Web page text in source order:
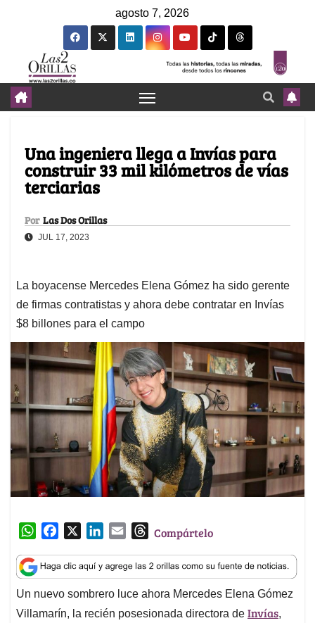
agosto 7, 2026
Una ingeniera llega a Invías para
construir 33 mil kilómetros de vías
terciarias
Por Las Dos Orillas
JUL 17, 2023
La boyacense Mercedes Elena Gómez ha sido gerente
de firmas contratistas y ahora debe contratar en Invías
$8 billones para el campo
W
a
t
s
A
c
e
b
o
n
k
e
d
a
i
l
T
r
e
a
d
Compártelo
Un nuevo sombrero luce ahora Mercedes Elena Gómez
Villamarín, la recién posesionada directora de Invías,